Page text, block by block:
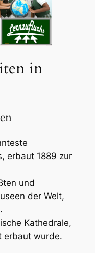
in
erbaut 1889 zur
und
der Welt,
Kathedrale,
erbaut wurde.